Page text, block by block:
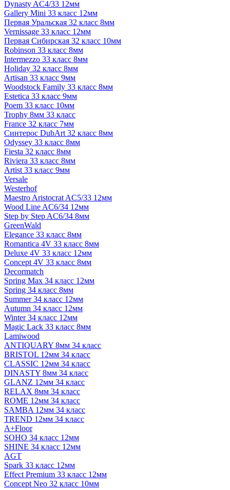
Dynasty AC4/33 12мм
Gallery Mini 33 класс 12мм
Первая Уральская 32 класс 8мм
Vernissage 33 класс 12мм
Первая Сибирская 32 класс 10мм
Robinson 33 класс 8мм
Intermezzo 33 класс 8мм
Holiday 32 класс 8мм
Artisan 33 класс 9мм
Woodstock Family 33 класс 8мм
Estetica 33 класс 9мм
Poem 33 класс 10мм
Trophy 8мм 33 класс
France 32 класс 7мм
Синтерос DubArt 32 класс 8мм
Odyssey 33 класс 8мм
Fiesta 32 класс 8мм
Riviera 33 класс 8мм
Artist 33 класс 9мм
Versale
Westerhof
Maestro Aristocrat AC5/33 12мм
Wood Line AC6/34 12мм
Step by Step AC6/34 8мм
GreenWald
Elegance 33 класс 8мм
Romantica 4V 33 класс 8мм
Deluxe 4V 33 класс 12мм
Concept 4V 33 класс 8мм
Decormatch
Spring Max 34 класс 12мм
Spring 34 класс 8мм
Summer 34 класс 12мм
Autumn 34 класс 12мм
Winter 34 класс 12мм
Magic Lack 33 класс 8мм
Lamiwood
ANTIQUARY 8мм 34 класс
BRISTOL 12мм 34 класс
CLASSIC 12мм 34 класс
DINASTY 8мм 34 класс
GLANZ 12мм 34 класс
RELAX 8мм 34 класс
ROME 12мм 34 класс
SAMBA 12мм 34 класс
TREND 12мм 34 класс
A+Floor
SOHO 34 класс 12мм
SHINE 34 класс 12мм
AGT
Spark 33 класс 12мм
Effect Premium 33 класс 12мм
Concept Neo 32 класс 10мм